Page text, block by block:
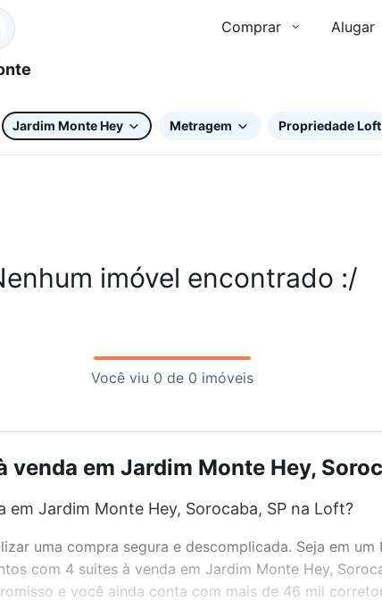
Comprar Alugar
Jardim Monte Hey Metragem Propriedade Loft
imóvel encontrado :/
Você viu 0 de 0 imóveis
em Jardim Monte Hey,
Jardim Monte Hey, Sorocaba, SP na Loft?
uma compra segura e descomplicada. Seja em
com 4 suites à venda em Jardim Monte Hey,
e você ainda conta com mais de 46 mil